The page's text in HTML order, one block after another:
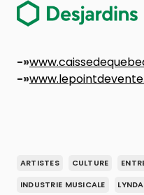
-»
-»
ARTISTES CULTURE
INDUSTRIE MUSICALE